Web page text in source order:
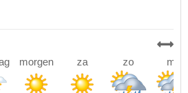
morgen za zo ma